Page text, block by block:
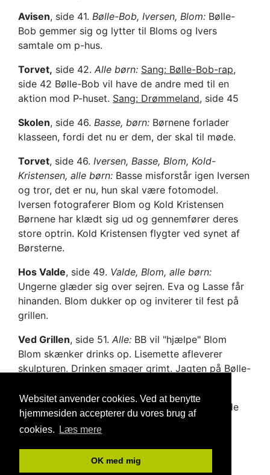
Websitet anvender cookies. Ved at benytte
hjemmesiden accepterer du vores brug af
cookies.
Læs mere
OK med mig
Avisen, side 41. Bølle-Bob, Iversen, Blom: Bølle-
Bob gemmer sig og lytter til Bloms og Ivers
samtale om p-hus.
Torvet, side 42. Alle børn: Sang: Bølle-Bob-rap,
side 42 Bølle-Bob vil have de andre med til en
aktion mod P-huset. Sang: Drømmeland, side 45
Skolen, side 46. Basse, børn: Børnene forlader
klasseen, fordi det nu er dem, der skal til møde.
Torvet, side 46. Iversen, Basse, Blom, Kold-
Kristensen, alle børn: Basse misforstår igen Iversen
og tror, det er nu, hun skal være fotomodel.
Iversen fotograferer Blom og Kold Kristensen
Børnene har klædt sig ud og gennemfører deres
store optrin. Kold Kristensen flygter ved synet af
Børsterne.
Hos Valde, side 49. Valde, Blom, alle børn:
Ungerne glæder sig over sejren. Eva og Lasse får
hinanden. Blom dukker op og inviterer til fest på
grillen.
Ved Grillen, side 51. Alle: BB vil "hjælpe" Blom
Blom skænker drinks op. Lisemette afleverer
skulpturen. Drinken smager grimt. Jagten på Bølle-
Torvet
, side 52. Sang: Bølle-Bob finale
side
52
© Gunnar Geertsen og Dansk Teaterforlag